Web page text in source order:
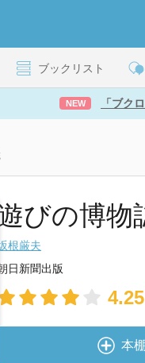
ブックリスト
NEW 「ブク
びの博物
根厳夫
日新聞出版
4.25
本